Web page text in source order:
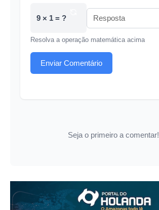
9 × 1 = ?
Resolva a operação matemática acima
Enviar Comentário
Seja o primeiro a comentar!